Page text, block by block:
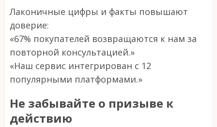
Лаконичные цифры и факты повышают
доверие:
«67% покупателей возвращаются к нам за
повторной консультацией.»
«Наш сервис интегрирован с 12
популярными платформами.»
Не забывайте о призыве к
действию